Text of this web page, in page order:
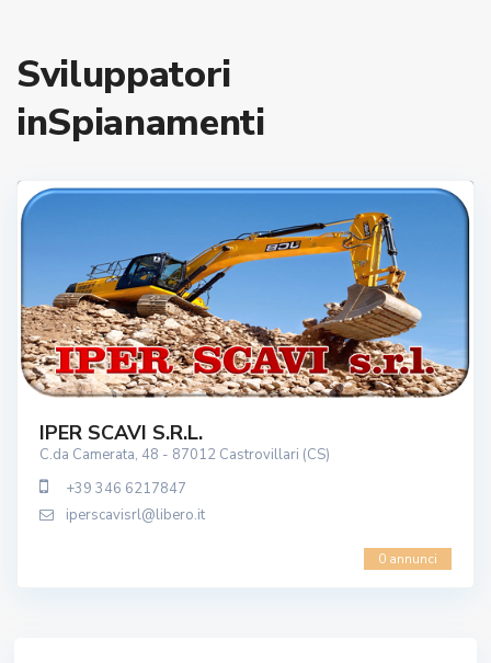
Sviluppatori
inSpianamenti
IPER SCAVI S.r.l.
C.da Camerata, 48 - 87012 Castrovillari (CS)
+39 346 6217847
iperscavisrl@libero.it
0 annunci